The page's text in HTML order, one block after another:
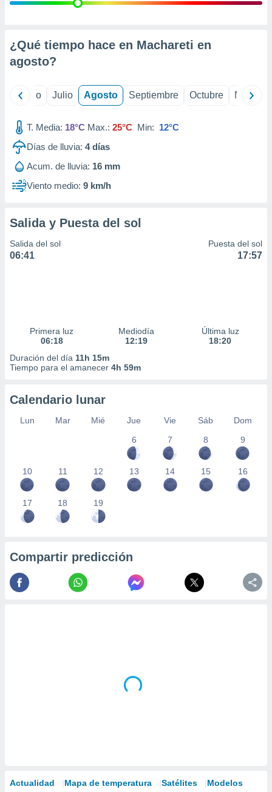
e
mediante
de
1199
¿Qué tiempo hace en Machareti en
agosto?
Junio Julio Agosto Septiembre Octubre
T. Media: 18°C Max.: 25°C Min: 12°C
Días de lluvia: 4días
Acum. de lluvia: 16 mm
Viento medio: 9 km/h
Salida y Puesta del sol
Salida del sol
06:41
Puesta del sol
17:57
Primera luz
06:18
Mediodía
12:19
Última luz
18:20
Duración del día 11h 15m
Tiempo para el amanecer 4h 59m
Calendario lunar
Lun Mar Mié Jue Vie Sáb
Dom
6
7 8 9
10 11 12 13 14 15 16
17 18 19
Compartir predicción
Actualidad Mapa de temperatura Satélites Modelos